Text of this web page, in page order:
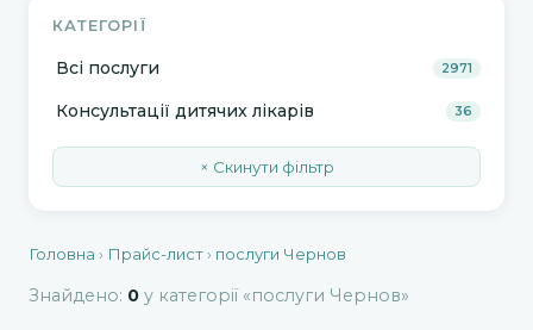
КАТЕГОРІЇ
Всі послуги 2971
Консультації дитячих лікарів 36
× Скинути фільтр
Головна › Прайс-лист › послуги Чернов
Знайдено: 0 у категорії «послуги Чернов»